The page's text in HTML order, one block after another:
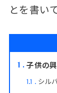
とを書い
1 子供の
1.1
シル